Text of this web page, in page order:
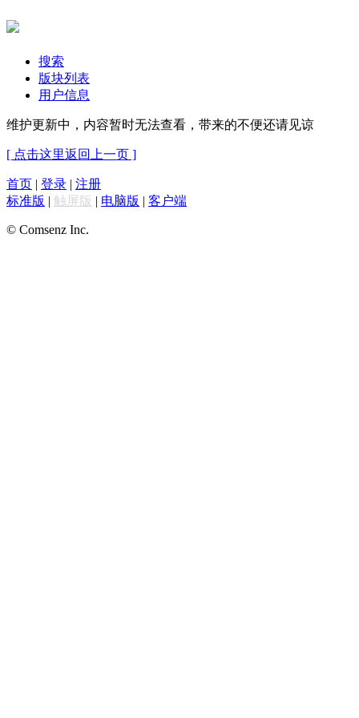
搜索
版块列表
用户信息
维护更新中，内容暂时无法查看，带来的不便还请见谅
[ 点击这里返回上一页 ]
首页 | 登录 | 注册
标准版 | 触屏版 | 电脑版 | 客户端
© Comsenz Inc.